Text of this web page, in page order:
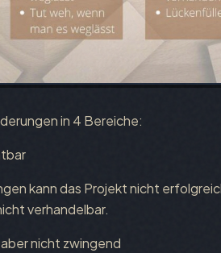
in 4 Bereiche:
kann das Projekt nicht
verhandelbar.
nicht zwingend